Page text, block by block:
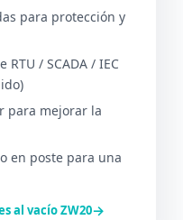
para protección y
/ SCADA / IEC
para mejorar la
en poste para una
al vacío ZW20→